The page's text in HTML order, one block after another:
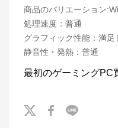
商品のバリエーション:
処理速度 ： 普通
グラフィック性能 ： 満足
静音性・発熱 ： 普通
最初のゲーミングPC